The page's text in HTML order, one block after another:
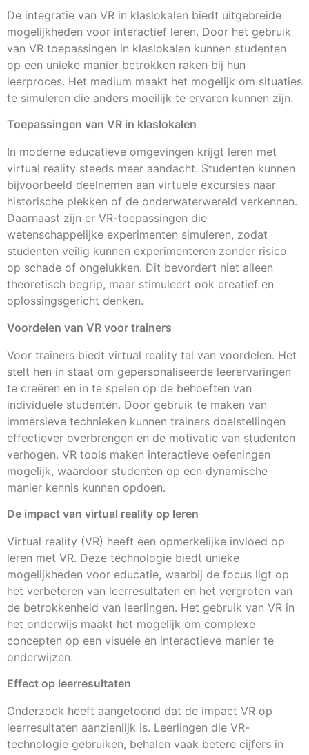
De integratie van VR in klaslokalen biedt uitgebreide
mogelijkheden voor interactief leren. Door het gebruik
van VR toepassingen in klaslokalen kunnen studenten
op een unieke manier betrokken raken bij hun
leerproces. Het medium maakt het mogelijk om situaties
te simuleren die anders moeilijk te ervaren kunnen zijn.
Toepassingen van VR in klaslokalen
In moderne educatieve omgevingen krijgt leren met
virtual reality steeds meer aandacht. Studenten kunnen
bijvoorbeeld deelnemen aan virtuele excursies naar
historische plekken of de onderwaterwereld verkennen.
Daarnaast zijn er VR-toepassingen die
wetenschappelijke experimenten simuleren, zodat
studenten veilig kunnen experimenteren zonder risico
op schade of ongelukken. Dit bevordert niet alleen
theoretisch begrip, maar stimuleert ook creatief en
oplossingsgericht denken.
Voordelen van VR voor trainers
Voor trainers biedt virtual reality tal van voordelen. Het
stelt hen in staat om gepersonaliseerde leerervaringen
te creëren en in te spelen op de behoeften van
individuele studenten. Door gebruik te maken van
immersieve technieken kunnen trainers doelstellingen
effectiever overbrengen en de motivatie van studenten
verhogen. VR tools maken interactieve oefeningen
mogelijk, waardoor studenten op een dynamische
manier kennis kunnen opdoen.
De impact van virtual reality op leren
Virtual reality (VR) heeft een opmerkelijke invloed op
leren met VR. Deze technologie biedt unieke
mogelijkheden voor educatie, waarbij de focus ligt op
het verbeteren van leerresultaten en het vergroten van
de betrokkenheid van leerlingen. Het gebruik van VR in
het onderwijs maakt het mogelijk om complexe
concepten op een visuele en interactieve manier te
onderwijzen.
Effect op leerresultaten
Onderzoek heeft aangetoond dat de impact VR op
leerresultaten aanzienlijk is. Leerlingen die VR-
technologie gebruiken, behalen vaak betere cijfers in